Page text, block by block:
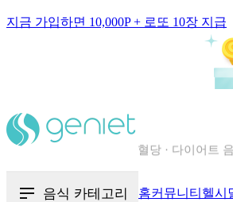
지금 가입하면 10,000P + 로또 10장 지급
혈당 · 다이어트
음식 카테고리 홈커뮤니티 헬시